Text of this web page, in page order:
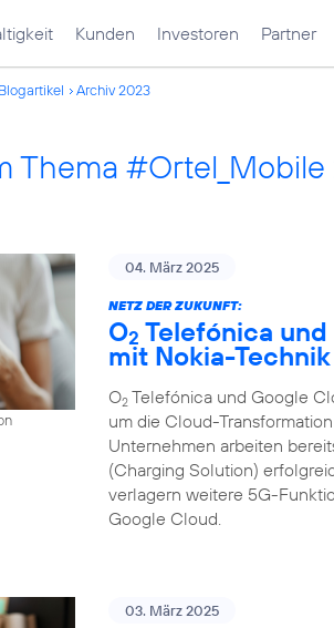
Kunden Investoren Partner
Blogartikel Archiv 2023
Thema
04. März 2025
NETZ DER ZUKUNFT:
O2 Telefónica
mit Nokia-
O2 Telefónica und Google
um die Cloud-
Unternehmen arbeiten
(Charging Solution)
verlagern weitere 5G-
Google Cloud.
03. März 2025